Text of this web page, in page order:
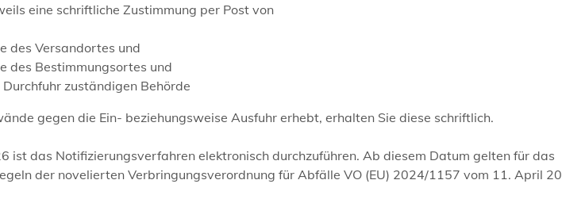
eine schriftliche Zustimmung per Post von
des Versandortes und
des Bestimmungsortes und
zuständigen Behörde
gegen die Ein- beziehungsweise Ausfuhr erhebt, erhalten Sie diese schriftlich.
ist das Notifizierungsverfahren elektronisch durchzuführen. Ab diesem Datum gelten für das
der novelierten Verbringungsverordnung für Abfälle VO (EU) 2024/1157 vom 11. April